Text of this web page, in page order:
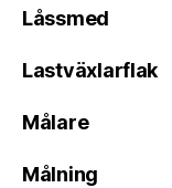
Låssmed
Lastväxlarflak
Målare
Målning